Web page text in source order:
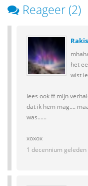
Reageer (2)
het
wist
lees ook ff mijn
dat ik hem mag....
was......
xoxox
1 decennium geleden